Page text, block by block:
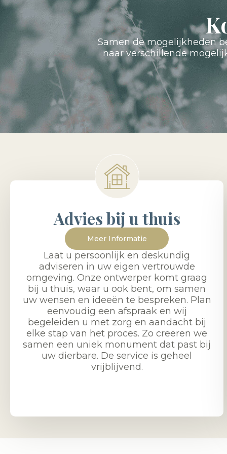
Samen de mogelijkheden
naar verschillende
Advies bij u thuis
Meer Informatie
Laat u persoonlijk en deskundig
adviseren in uw eigen vertrouwde
omgeving. Onze ontwerper komt graag
bij u thuis, waar u ook bent, om samen
uw wensen en ideeën te bespreken. Plan
eenvoudig een afspraak en wij
begeleiden u met zorg en aandacht bij
elke stap van het proces. Zo creëren we
samen een uniek monument dat past bij
uw dierbare. De service is geheel
vrijblijvend.